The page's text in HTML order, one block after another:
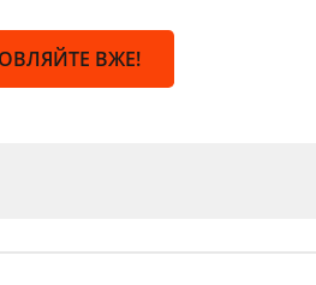
ВЖЕ!